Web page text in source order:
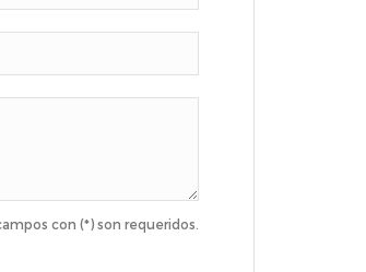
con (*) son requeridos.